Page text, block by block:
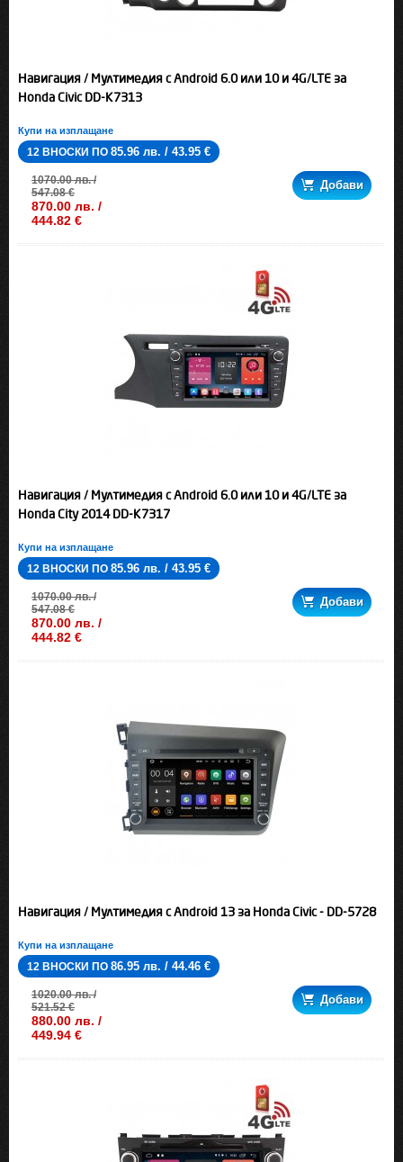
Навигация / Мултимедия с Android 6.0 или 10 и 4G/LTE за
Honda Civic DD-K7313
Купи на изплащане
12 ВНОСКИ ПО 85.96 лв. / 43.95 €
1070.00 лв. /
547.08 €
870.00 лв. /
444.82 €
Добави
Навигация / Мултимедия с Android 6.0 или 10 и 4G/LTE за
Honda City 2014 DD-K7317
Купи на изплащане
12 ВНОСКИ ПО 85.96 лв. / 43.95 €
1070.00 лв. /
547.08 €
870.00 лв. /
444.82 €
Добави
Навигация / Мултимедия с Android 13 за Honda Civic - DD-5728
Купи на изплащане
12 ВНОСКИ ПО 86.95 лв. / 44.46 €
1020.00 лв. /
521.52 €
880.00 лв. /
449.94 €
Добави